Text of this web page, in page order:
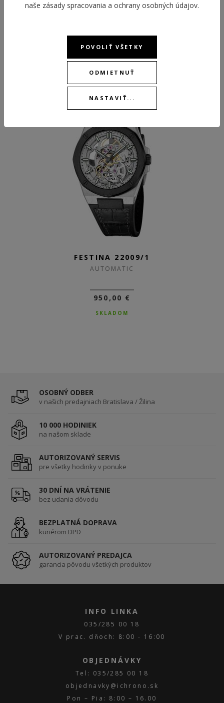
ODPORÚČANÉ PRODUKTY
FESTINA 22009/1
AUTOMATIC
950,00 €
SKLADOM
OSOBNÝ ODBER
v našich predajniach Bratislava / Žilina
10 000 HODINIEK
na našom sklade
AUTORIZOVANÝ SERVIS
pre všetky hodinky v ponuke
30 DNÍ NA VRÁTENIE
bez udania dôvodu
BEZPLATNÁ DOPRAVA
kuriérom DPD
AUTORIZOVANÝ PREDAJCA
garancia pôvodu všetkých produktov
INFO LINKA
035/285 00 18
V prac. dňoch: 8:00 - 16:00
OBJEDNÁVKY
Tel: 035/285 00 18
objednavky@ichrono.sk
Pon – Pia: 8:00 – 16.00
naše zásady spracovania a ochrany osobných údajov.
POVOLIŤ VŠETKY
ODMIETNUŤ
NASTAVIŤ...